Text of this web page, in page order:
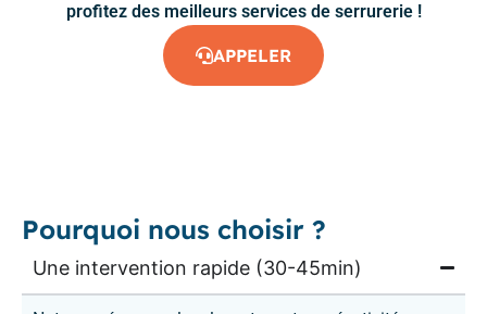
profitez des meilleurs services de serrurerie !
APPELER
Pourquoi nous choisir ?
Une intervention rapide (30-45min)